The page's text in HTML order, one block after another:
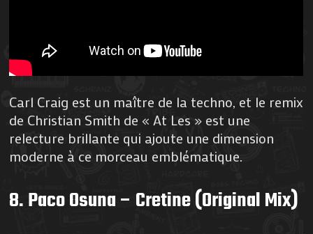
Carl Craig est un maître de la techno, et le remix
de Christian Smith de « At Les » est une
relecture brillante qui ajoute une dimension
moderne à ce morceau emblématique.
8. Paco Osuna – Cretine (Original Mix)